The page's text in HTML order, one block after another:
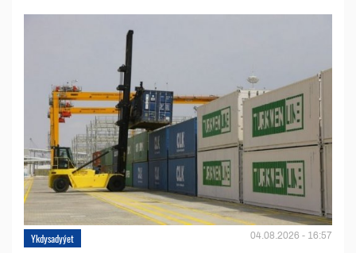
Ykdysadyýet 04.08.2026 - 16:57